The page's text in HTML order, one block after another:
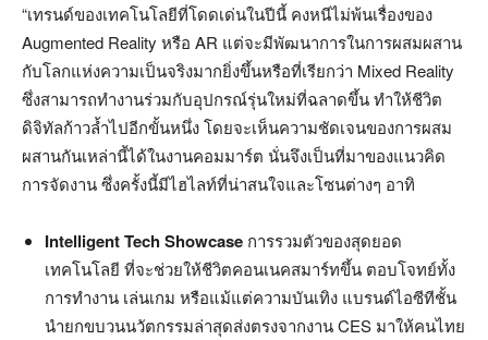
“เทรนด์ของเทคโนโลยีที่โดดเด่นในปีนี้ คงหนีไม่พ้นเรื่องของ
Augmented Reality หรือ AR แต่จะมีพัฒนาการในการผสมผสาน
กับโลกแห่งความเป็นจริงมากยิ่งขึ้นหรือที่เรียกว่า Mixed Reality
ซึ่งสามารถทำงานร่วมกับอุปกรณ์รุ่นใหม่ที่ฉลาดขึ้น ทำให้ชีวิต
ดิจิทัลก้าวล้ำไปอีกขั้นหนึ่ง โดยจะเห็นความชัดเจนของการผสม
ผสานกันเหล่านี้ได้ในงานคอมมาร์ต นั่นจึงเป็นที่มาของแนวคิด
การจัดงาน ซึ่งครั้งนี้มีไฮไลท์ที่น่าสนใจและโซนต่างๆ อาทิ
Intelligent Tech Showcase การรวมตัวของสุดยอด
เทคโนโลยี ที่จะช่วยให้ชีวิตคอนเนคสมาร์ทขึ้น ตอบโจทย์ทั้ง
การทำงาน เล่นเกม หรือแม้แต่ความบันเทิง แบรนด์ไอซีทีชั้น
นำยกขบวนนวัตกรรมล่าสุดส่งตรงจากงาน CES มาให้คนไทย